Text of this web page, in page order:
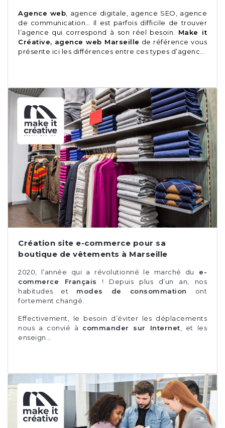
Agence web , agence digitale, agence SEO, agence
de communication… Il est parfois difficile de trouver
l’agence qui correspond à son réel besoin. Make it
Créative, agence web Marseille de référence vous
présente ici les différences entre ces types d’agenc…
Création site e-commerce pour sa
boutique de vêtements à Marseille
2020, l’année qui a révolutionné le marché du
e-
commerce Français
! Depuis plus d’un an, nos
habitudes et modes de consommation ont
fortement changé.
Effectivement, le besoin d’éviter les déplacements
nous a convié à commander sur Internet , et les
enseign…